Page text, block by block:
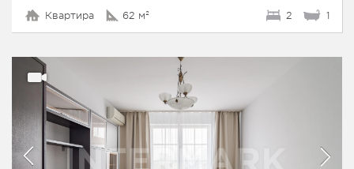
Квартира 62 м² 2 1